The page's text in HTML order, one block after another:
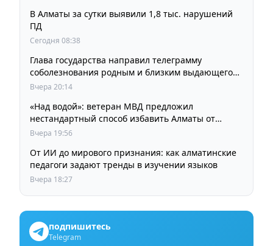
В Алматы за сутки выявили 1,8 тыс. нарушений
ПД
Сегодня 08:38
Глава государства направил телеграмму
соболезнования родным и близким выдающегося
кинорежиссера Ардака Амиркулова
Вчера 20:14
«Над водой»: ветеран МВД предложил
нестандартный способ избавить Алматы от
пробок и смога
Вчера 19:56
От ИИ до мирового признания: как алматинские
педагоги задают тренды в изучении языков
Вчера 18:27
подпишитесь
Telegram